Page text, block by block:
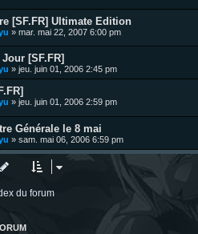
[SF.FR] Ultimate Edition
» mar. mai 22, 2007 6:00 pm
[SF.FR]
» jeu. juin 01, 2006 2:45 pm
» jeu. juin 01, 2006 2:59 pm
Générale le 8 mai
» sam. mai 06, 2006 6:59 pm
du forum